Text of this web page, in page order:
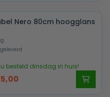
is:
€ 459,00.
Nero 80cm hoogglans
besteld dinsdag in huis!